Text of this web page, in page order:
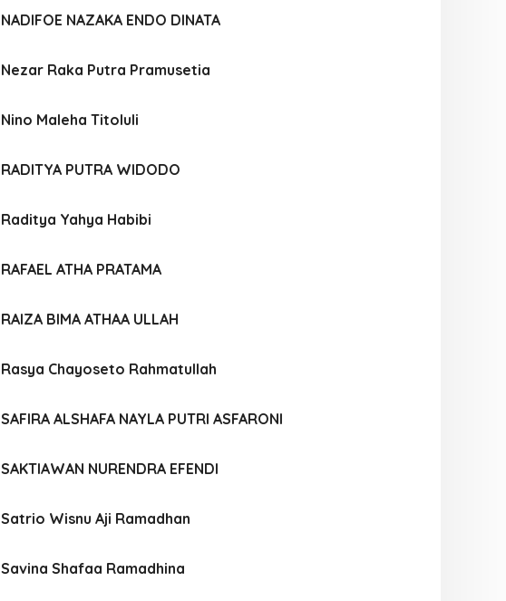
NADIFOE NAZAKA ENDO DINATA
Nezar Raka Putra Pramusetia
Nino Maleha Titoluli
RADITYA PUTRA WIDODO
Raditya Yahya Habibi
RAFAEL ATHA PRATAMA
RAIZA BIMA ATHAA ULLAH
Rasya Chayoseto Rahmatullah
SAFIRA ALSHAFA NAYLA PUTRI ASFARONI
SAKTIAWAN NURENDRA EFENDI
Satrio Wisnu Aji Ramadhan
Savina Shafaa Ramadhina